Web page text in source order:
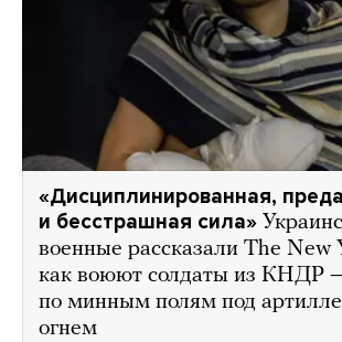
«Дисциплинированная,
и бесстрашная сила»
военные рассказали The New
как воюют солдаты из КНДР
по минным полям под
огнем